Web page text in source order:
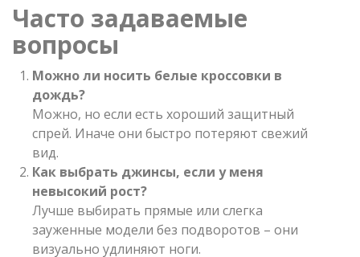
Часто задаваемые
вопросы
Можно ли носить белые кроссовки в
дождь?
Можно, но если есть хороший защитный
спрей. Иначе они быстро потеряют свежий
вид.
Как выбрать джинсы, если у меня
невысокий рост?
Лучше выбирать прямые или слегка
зауженные модели без подворотов – они
визуально удлиняют ноги.